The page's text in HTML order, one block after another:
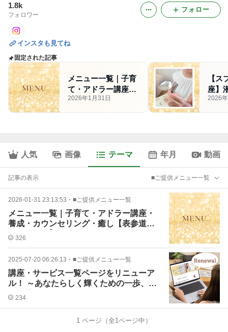
1.8k
フォロワー
フォロー
インスタも見てね
固定された記事
メニュー一覧｜子育
て・アドラー講座・
養成・カウンセリン
2026年1月31日
【ス
座】
ック
2026
人気 画像 テーマ 年月 動画
記事の表示 ■ご提供メニュー一覧
2026-01-31 23:13:53 ・ ■ご提供メニュー一覧
メニュー一覧｜子育て・アドラー講座・
養成・カウンセリング・癒し【表参道ア
ンジェリカ】
326
2025-07-20 06:26:13 ・ ■ご提供メニュー一覧
講座・サービス一覧ページをリニューア
ル！ ～あなたらしく輝くための一歩、何
から始める？～
234
1 ページ（全1ページ中）